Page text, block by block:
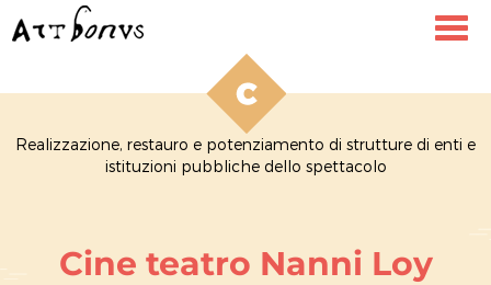
Realizzazione, restauro e potenziamento di strutture di enti e
istituzioni pubbliche dello spettacolo
Cine teatro Nanni Loy